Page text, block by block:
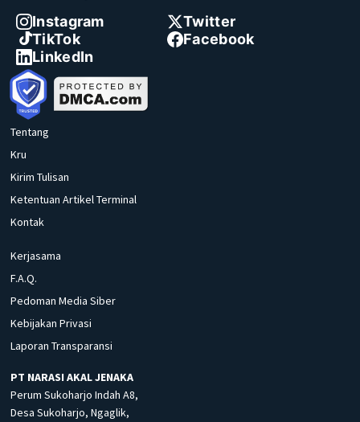
Instagram
Twitter
TikTok
Facebook
LinkedIn
Tentang
Kru
Kirim Tulisan
Ketentuan Artikel Terminal
Kontak
Kerjasama
F.A.Q.
Pedoman Media Siber
Kebijakan Privasi
Laporan Transparansi
PT NARASI AKAL JENAKA
Perum Sukoharjo Indah A8,
Desa Sukoharjo, Ngaglik,